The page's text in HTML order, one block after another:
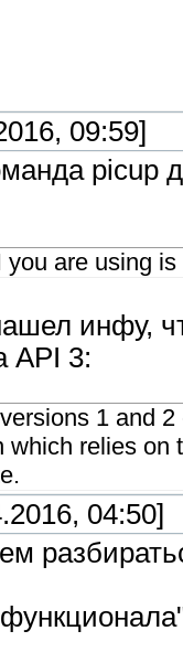
09:59]
picup
are using
инфу,
API 3:
1 and
which relies
04:50]